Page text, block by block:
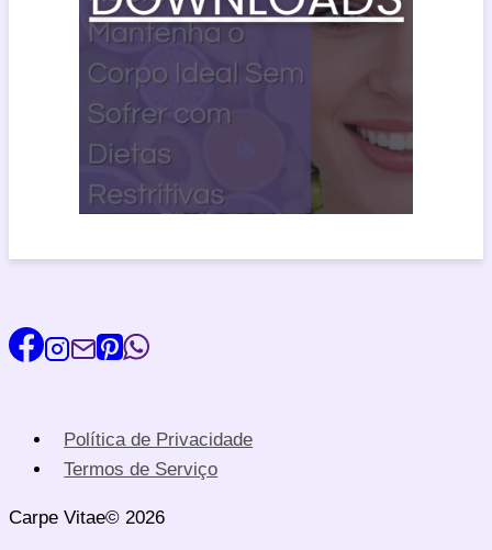
Política de Privacidade
Termos de Serviço
Carpe Vitae© 2026